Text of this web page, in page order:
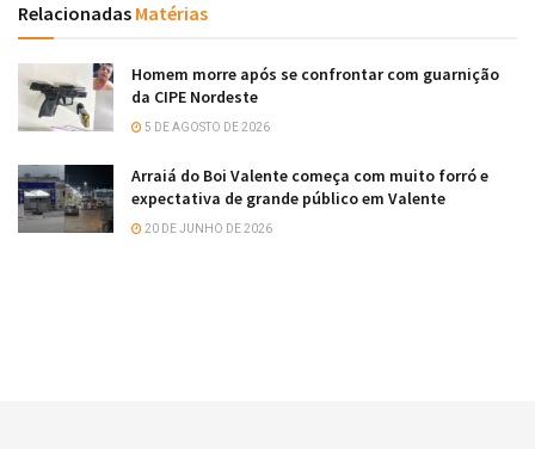
Relacionadas Matérias
Homem morre após se confrontar com guarnição
da CIPE Nordeste
5 DE AGOSTO DE 2026
Arraiá do Boi Valente começa com muito forró e
expectativa de grande público em Valente
20 DE JUNHO DE 2026